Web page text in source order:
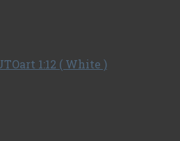
1:12 ( White )